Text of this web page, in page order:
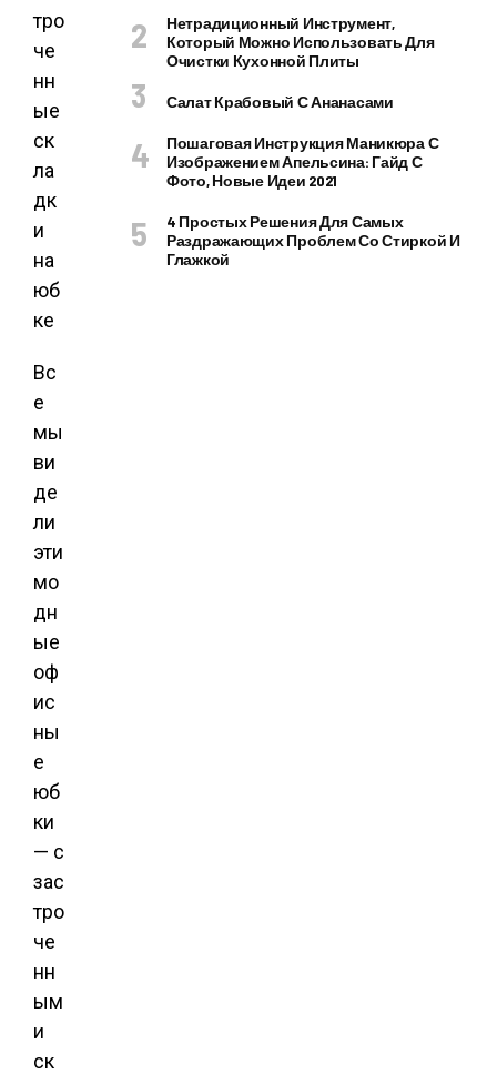
Вс
е
мы
ви
де
ли
эти
мо
дн
ые
оф
ис
ны
е
юб
ки
— с
зас
тро
че
нн
ым
и
ск
Нетрадиционный Инструмент,
Который Можно Использовать Для
Очистки Кухонной Плиты
Салат Крабовый С Ананасами
Пошаговая Инструкция Маникюра С
Изображением Апельсина: Гайд С
Фото, Новые Идеи 2021
4 Простых Решения Для Самых
Раздражающих Проблем Со Стиркой И
Глажкой